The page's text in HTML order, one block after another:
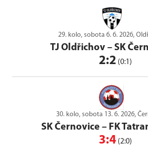
29. kolo, sobota 6. 6. 2026,
TJ Oldřichov– SK
2:2 (0:1)
30. kolo, sobota 13. 6. 2026,
SK Černovice – FK
3:4 (2:0)